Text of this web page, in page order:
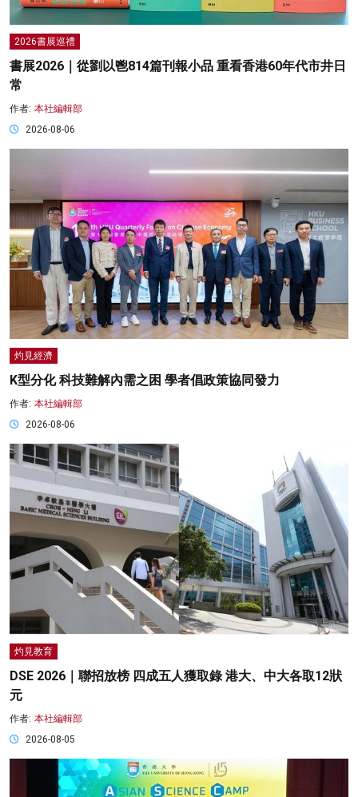
2026書展巡禮
書展2026｜從劉以鬯814篇刊報小品 重看香港60年代市井日
常
作者: 本社編輯部
2026-08-06
灼見經濟
K型分化 科技難解內需之困 學者倡政策協同發力
作者: 本社編輯部
2026-08-06
灼見教育
DSE 2026｜聯招放榜 四成五人獲取錄 港大、中大各取12狀
元
作者: 本社編輯部
2026-08-05